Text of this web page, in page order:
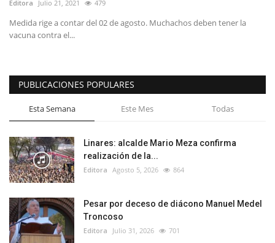
Editora Julio 21, 2021 479
Medida rige a contar del 02 de agosto. Muchachos deben tener la
vacuna contra el...
PUBLICACIONES POPULARES
Esta Semana Este Mes Todas
Linares: alcalde Mario Meza confirma
realización de la...
Editora Agosto 5, 2026 864
Pesar por deceso de diácono Manuel Medel
Troncoso
Editora Julio 31, 2026 701